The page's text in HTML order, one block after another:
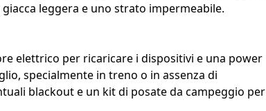
leggera e uno strato impermeabile.
elettrico per ricaricare i dispositivi e una power
specialmente in treno o in assenza di
blackout e un kit di posate da campeggio per